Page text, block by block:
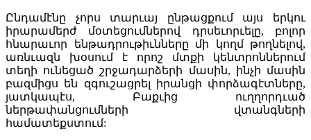
Ընդամէնը չորս տարւայ ընթացքում այս երկու
իրարամերժ մօտեցումներով դրսեւորւելը, բոլոր
հնարաւոր ենթադրութիւնները մի կողմ թողնելով,
առնւազն խօսում է որոշ մտքի կենտրոններում
տեղի ունեցած շրջադարձերի մասին, ինչի մասին
բազմիցս են զգուշացրել իրանցի փորձագէտները,
յատկապէս, Բաքւից ուղղորդւած
ներթափանցումների վտանգների
համատեքստում: